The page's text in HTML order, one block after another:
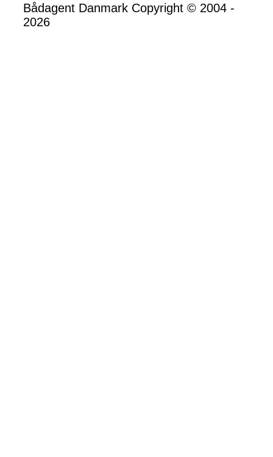
Bådagent Danmark Copyright © 2004 -
2026